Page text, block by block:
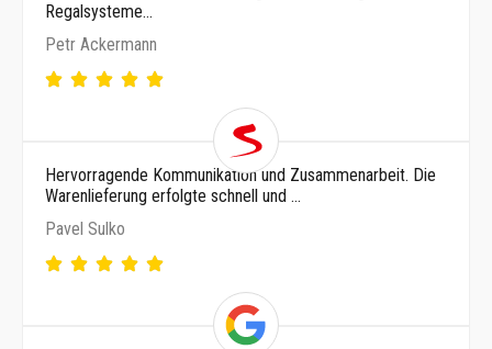
Regalsysteme…
Petr Ackermann
Hervorragende Kommunikation und Zusammenarbeit. Die
Warenlieferung erfolgte schnell und …
Pavel Sulko